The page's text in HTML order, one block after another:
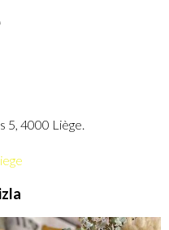
5, 4000 Liège.